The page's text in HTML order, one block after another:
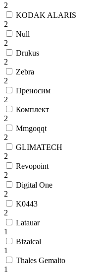
2
KODAK ALARIS
2
Null
2
Drukus
2
Zebra
2
Преносим
2
Комплект
2
Mmgoqqt
2
GLIMATECH
2
Revopoint
2
Digital One
2
K0443
2
Latauar
1
Bizaical
1
Thales Gemalto
1